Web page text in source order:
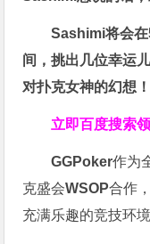
Sashimi将会在
间，挑出几位幸运
对扑克女神的幻想 ！
立即百度搜索
GGPoker作为
克盛会WSOP合作
充满乐趣的竞技环境